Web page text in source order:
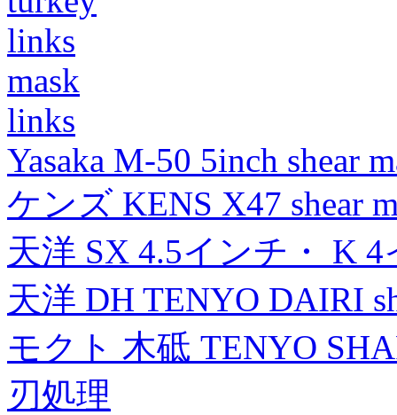
links
mask
links
Yasaka M-50 5inch shear
ケンズ KENS X47 shear
天洋 SX 4.5インチ・ K
天洋 DH TENYO DAIRI
モクト 木砥 TENYO
刃処理